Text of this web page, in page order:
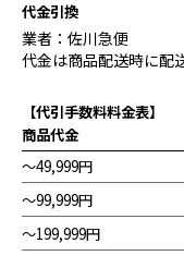
代金引換
業者：佐川急便
代金は商品配送時に配
【代引手数料料金表】
商品代金
～49,999円
～99,999円
～199,999円